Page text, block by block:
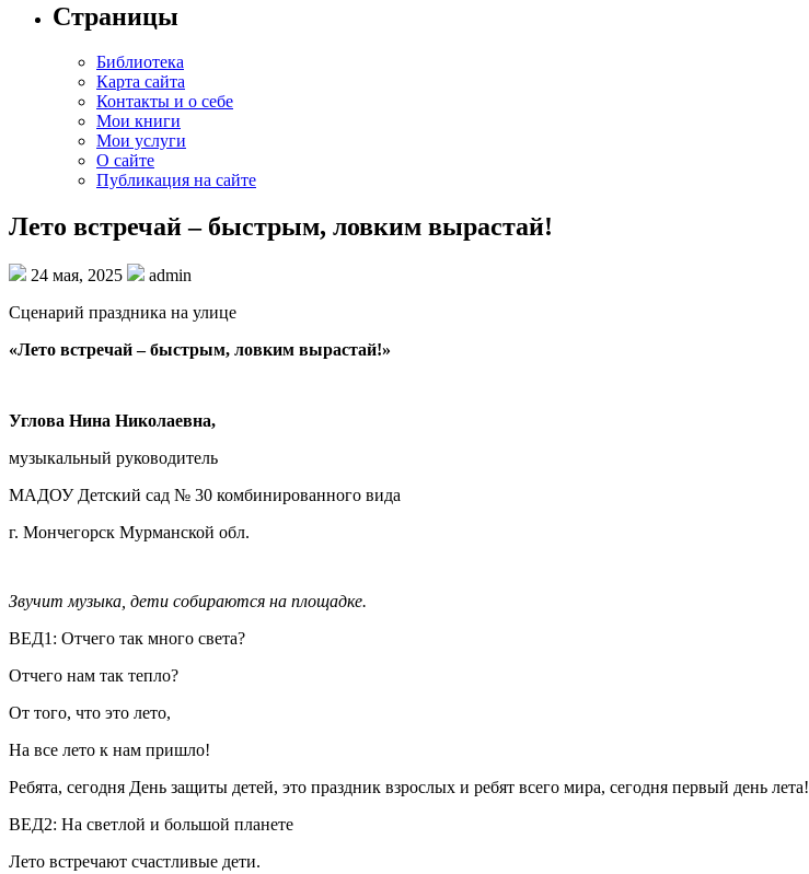
Страницы
Библиотека
Карта сайта
Контакты и о себе
Мои книги
Мои услуги
О сайте
Публикация на сайте
Лето встречай – быстрым, ловким вырастай!
24 мая, 2025
admin
Сценарий праздника на улице
«Лето встречай – быстрым, ловким вырастай!»
Углова Нина Николаевна,
музыкальный руководитель
МАДОУ Детский сад № 30 комбинированного вида
г. Мончегорск Мурманской обл.
Звучит музыка, дети собираются на площадке.
ВЕД1: Отчего так много света?
Отчего нам так тепло?
От того, что это лето,
На все лето к нам пришло!
Ребята, сегодня День защиты детей, это праздник взрослых и ребят всего мира, сегодня первый день лета!
ВЕД2: На светлой и большой планете
Лето встречают счастливые дети.